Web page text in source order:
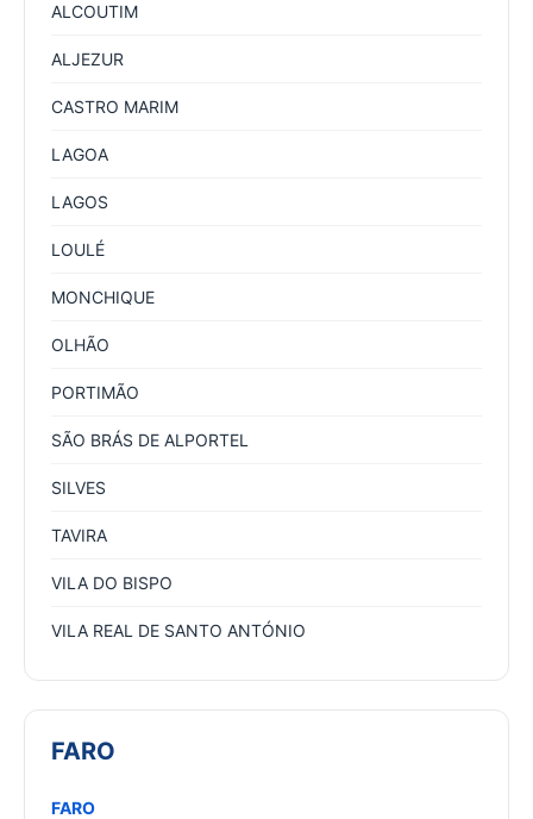
ALCOUTIM
ALJEZUR
CASTRO MARIM
LAGOA
LAGOS
LOULÉ
MONCHIQUE
OLHÃO
PORTIMÃO
SÃO BRÁS DE ALPORTEL
SILVES
TAVIRA
VILA DO BISPO
VILA REAL DE SANTO ANTÓNIO
FARO
FARO